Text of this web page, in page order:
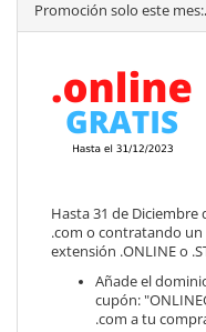
Promoción solo este mes:
Hasta 31 de
.com o contratando
extensión .ONLINE o
Añade el
cupón:
.com a tu